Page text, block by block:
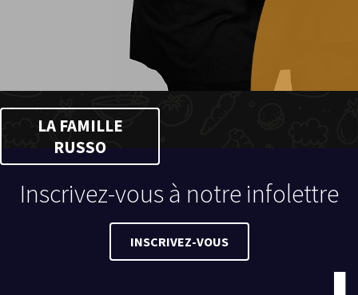
LA FAMILLE
RUSSO
Inscrivez-vous à notre infolettre
INSCRIVEZ-VOUS